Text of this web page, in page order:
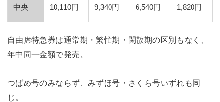
中央
10,110円
9,340円
6,540円
1,820円
自由席特急券は通常期・繁忙期・閑散期の区別もなく、
年中同一金額で発売。
つばめ号のみならず、みずほ号・さくら号いずれも同
じ。